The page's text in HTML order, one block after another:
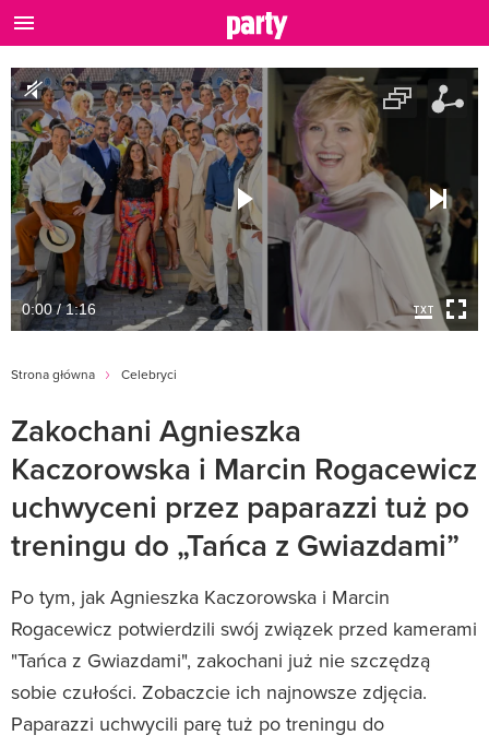
0:00 / 1:16
Strona główna Celebryci
Zakochani Agnieszka
Kaczorowska i Marcin Rogacewicz
uchwyceni przez paparazzi tuż po
treningu do „Tańca z Gwiazdami”
Po tym, jak Agnieszka Kaczorowska i Marcin
Rogacewicz potwierdzili swój związek przed kamerami
"Tańca z Gwiazdami", zakochani już nie szczędzą
sobie czułości. Zobaczcie ich najnowsze zdjęcia.
Paparazzi uchwycili parę tuż po treningu do